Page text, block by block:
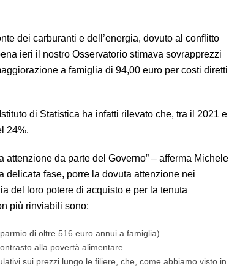
dei carburanti e dell’energia, dovuto al conflitto
ieri il nostro Osservatorio stimava sovrapprezzi
a famiglia di 94,00 euro per costi diretti
di Statistica ha infatti rilevato che, tra il 2021 e
24%.
da parte del Governo” – afferma Michele
delicata fase, porre la dovuta attenzione nei
del loro potere di acquisto e per la tenuta
più rinviabili sono:
di oltre 516 euro annui a famiglia).
alla povertà alimentare.
sui prezzi lungo le filiere, che, come abbiamo visto in